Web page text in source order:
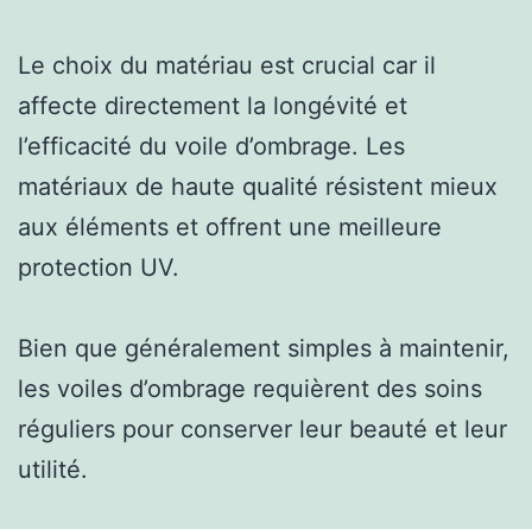
Le choix du matériau est crucial car il
affecte directement la longévité et
l’efficacité du voile d’ombrage. Les
matériaux de haute qualité résistent mieux
aux éléments et offrent une meilleure
protection UV.
Bien que généralement simples à maintenir,
les voiles d’ombrage requièrent des soins
réguliers pour conserver leur beauté et leur
utilité.